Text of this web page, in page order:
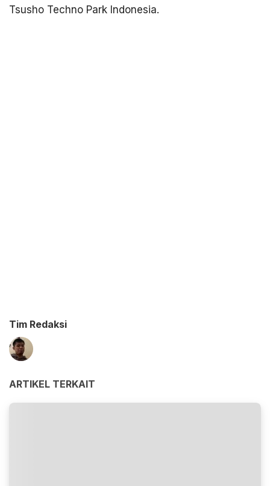
Tsusho Techno Park Indonesia.
Tim Redaksi
ARTIKEL TERKAIT